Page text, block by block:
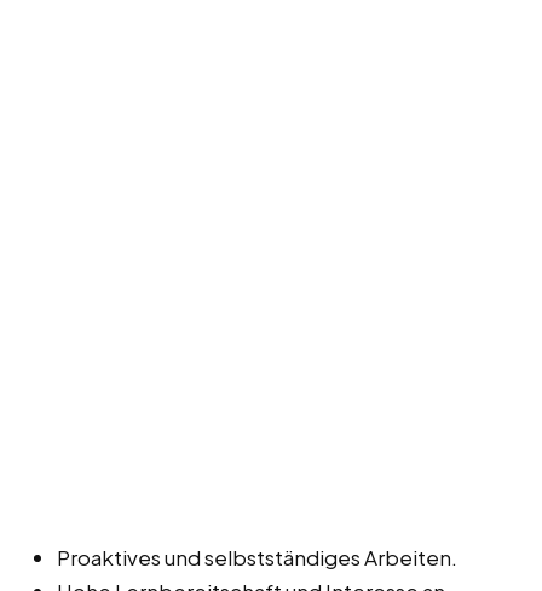
Proaktives und selbstständiges Arbeiten.